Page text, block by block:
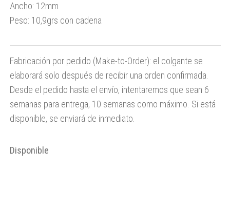
Ancho: 12mm
Peso: 10,9grs con cadena
Fabricación por pedido (Make-to-Order): el colgante se
elaborará solo después de recibir una orden confirmada.
Desde el pedido hasta el envío, intentaremos que sean 6
semanas para entrega, 10 semanas como máximo. Si está
disponible, se enviará de inmediato.
Disponible